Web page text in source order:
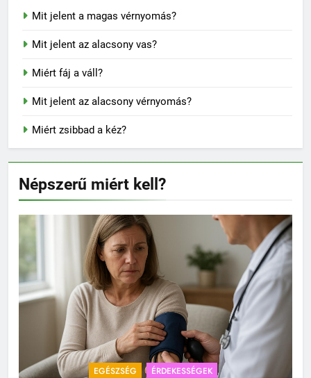
Mit jelent a magas vérnyomás?
Mit jelent az alacsony vas?
Miért fáj a váll?
Mit jelent az alacsony vérnyomás?
Miért zsibbad a kéz?
Népszerű miért kell?
EGÉSZSÉG ÉRDEKESSÉGEK